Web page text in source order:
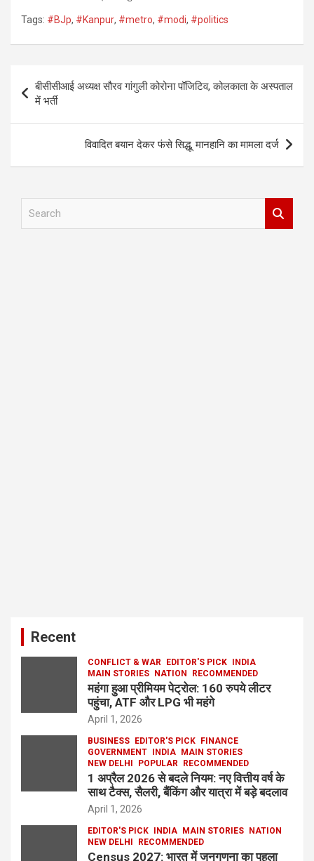
Tags: #BJp, #Kanpur, #metro, #modi, #politics
Post
navigation
बीसीसीआई अध्यक्ष सौरव गांगुली कोरोना पॉजिटिव, कोलकाता के अस्पताल
में भर्ती
विवादित बयान देकर फंसे सिद्धू, मानहानि का मामला दर्ज
Recent
CONFLICT & WAR EDITOR'S PICK
INDIA
MAIN STORIES
NATION RECOMMENDED
महंगा हुआ प्रीमियम पेट्रोल: 160 रुपये लीटर
पहुंचा, ATF और LPG भी महंगे
April 1, 2026
BUSINESS EDITOR'S PICK
FINANCE
GOVERNMENT
INDIA
MAIN STORIES
NEW DELHI
POPULAR RECOMMENDED
1 अप्रैल 2026 से बदले नियम: नए वित्तीय वर्ष के
साथ टैक्स, सैलरी, बैंकिंग और यात्रा में बड़े बदलाव
April 1, 2026
EDITOR'S PICK INDIA MAIN STORIES
NATION
NEW DELHI
RECOMMENDED
Census 2027: भारत में जनगणना का पहला